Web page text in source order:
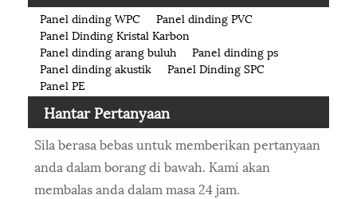
Panel dinding WPC
Panel dinding PVC
Panel Dinding Kristal Karbon
Panel dinding arang buluh
Panel dinding ps
Panel dinding akustik
Panel Dinding SPC
Panel PE
Hantar Pertanyaan
Sila berasa bebas untuk memberikan pertanyaan
anda dalam borang di bawah. Kami akan
membalas anda dalam masa 24 jam.